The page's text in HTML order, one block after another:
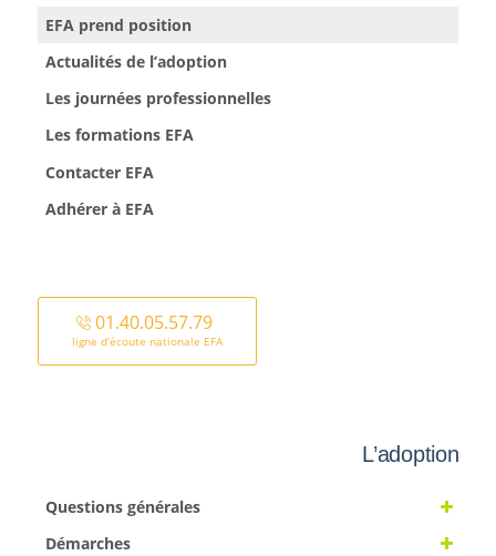
EFA prend position
Actualités de l’adoption
Les journées professionnelles
Les formations EFA
Contacter EFA
Adhérer à EFA
01.40.05.57.79
ligne d’écoute nationale EFA
L’adoption
Questions générales
Démarches